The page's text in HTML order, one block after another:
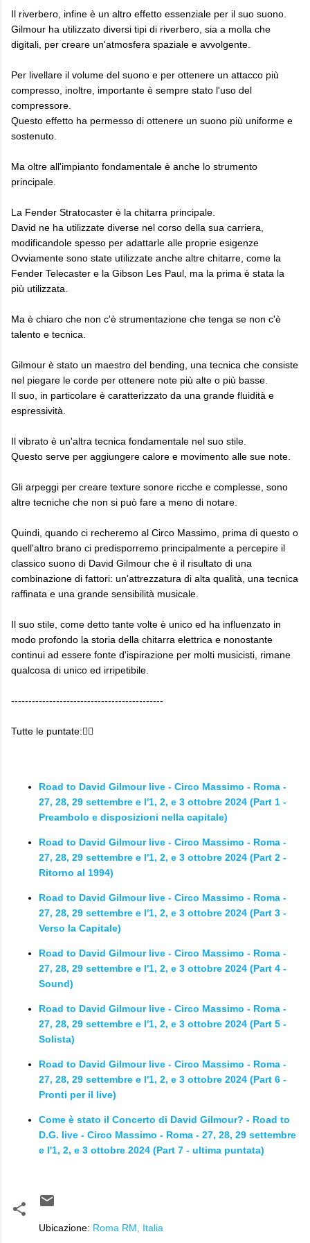
Il riverbero, infine è un altro effetto essenziale per il suo suono.
Gilmour ha utilizzato diversi tipi di riverbero, sia a molla che
digitali, per creare un'atmosfera spaziale e avvolgente.
Per livellare il volume del suono e per ottenere un attacco più
compresso, inoltre, importante è sempre stato l'uso del
compressore.
Questo effetto ha permesso di ottenere un suono più uniforme e
sostenuto.
Ma oltre all'impianto fondamentale è anche lo strumento
principale.
La Fender Stratocaster è la chitarra principale.
David ne ha utilizzate diverse nel corso della sua carriera,
modificandole spesso per adattarle alle proprie esigenze
Ovviamente sono state utilizzate anche altre chitarre, come la
Fender Telecaster e la Gibson Les Paul, ma la prima è stata la
più utilizzata.
Ma è chiaro che non c'è strumentazione che tenga se non c'è
talento e tecnica.
Gilmour è stato un maestro del bending, una tecnica che consiste
nel piegare le corde per ottenere note più alte o più basse.
Il suo, in particolare è caratterizzato da una grande fluidità e
espressività.
Il vibrato è un'altra tecnica fondamentale nel suo stile.
Questo serve per aggiungere calore e movimento alle sue note.
Gli arpeggi per creare texture sonore ricche e complesse, sono
altre tecniche che non si può fare a meno di notare.
Quindi, quando ci recheremo al Circo Massimo, prima di questo o
quell'altro brano ci predisporremo principalmente a percepire il
classico suono di David Gilmour che è il risultato di una
combinazione di fattori: un'attrezzatura di alta qualità, una tecnica
raffinata e una grande sensibilità musicale.
Il suo stile, come detto tante volte è unico ed ha influenzato in
modo profondo la storia della chitarra elettrica e nonostante
continui ad essere fonte d'ispirazione per molti musicisti, rimane
qualcosa di unico ed irripetibile.
--------------------------------------------
Tutte le puntate:👇🏼
Road to David Gilmour live - Circo Massimo - Roma -
27, 28, 29 settembre e l'1, 2, e 3 ottobre 2024 (Part 1 -
Preambolo e disposizioni nella capitale)
Road to David Gilmour live - Circo Massimo - Roma -
27, 28, 29 settembre e l'1, 2, e 3 ottobre 2024 (Part 2 -
Ritorno al 1994)
Road to David Gilmour live - Circo Massimo - Roma -
27, 28, 29 settembre e l'1, 2, e 3 ottobre 2024 (Part 3 -
Verso la Capitale)
Road to David Gilmour live - Circo Massimo - Roma -
27, 28, 29 settembre e l'1, 2, e 3 ottobre 2024 (Part 4 -
Sound)
Road to David Gilmour live - Circo Massimo - Roma -
27, 28, 29 settembre e l'1, 2, e 3 ottobre 2024 (Part 5 -
Solista)
Road to David Gilmour live - Circo Massimo - Roma -
27, 28, 29 settembre e l'1, 2, e 3 ottobre 2024 (Part 6 -
Pronti per il live)
Come è stato il Concerto di David Gilmour? - Road to
D.G. live - Circo Massimo - Roma - 27, 28, 29 settembre
e l'1, 2, e 3 ottobre 2024 (Part 7 - ultima puntata)
Ubicazione: Roma RM, Italia